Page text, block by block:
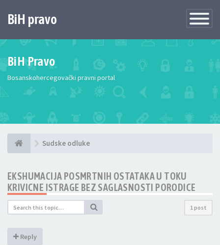
Toggle
BiH pravo
BiH Pravo
Bosanskohercegovački pravni portal
Sudske odluke
EKSHUMACIJA POSMRTNIH OSTATAKA U TOKU
KRIVICNE ISTRAGE BEZ SAGLASNOSTI PORODICE
1 post
Reply